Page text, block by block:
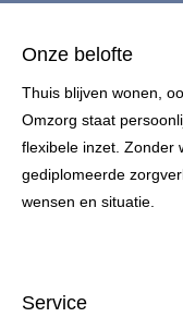
Onze belofte
Thuis blijven wonen,
Omzorg staat
flexibele inzet. Zonder
gediplomeerde
wensen en situatie.
Service